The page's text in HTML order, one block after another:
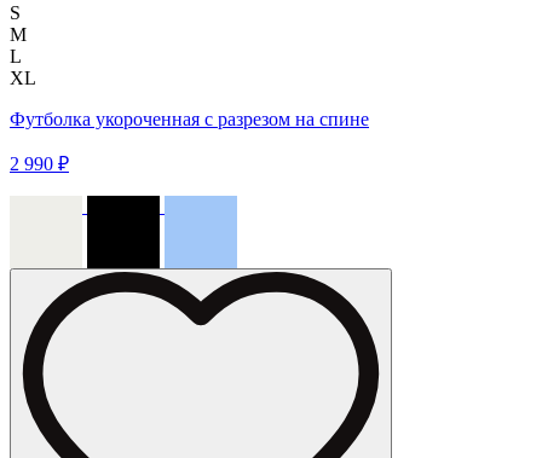
S
M
L
XL
Футболка укороченная с разрезом на спине
2 990 ₽